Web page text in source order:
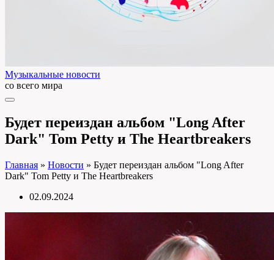
Музыкальные новости
со всего мира
Будет переиздан альбом "Long After
Dark" Tom Petty и The Heartbreakers
Главная » Новости » Будет переиздан альбом "Long After
Dark" Tom Petty и The Heartbreakers
02.09.2024